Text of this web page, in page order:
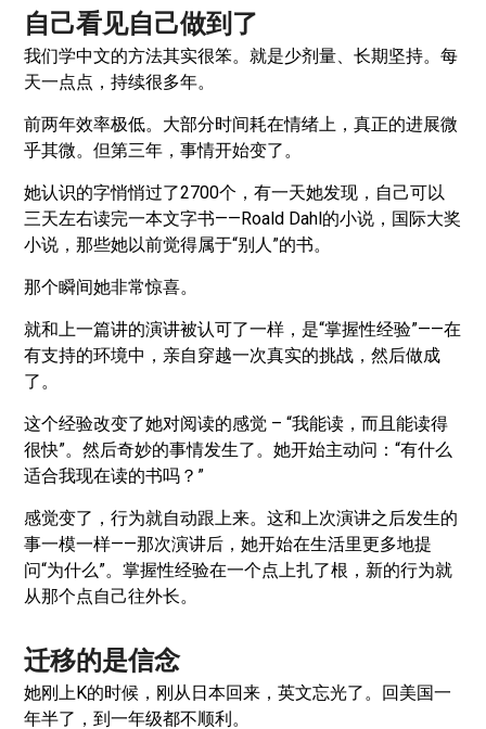
自己看见自己做到了
我们学中文的方法其实很笨。就是少剂量、长期坚持。每
天一点点，持续很多年。
前两年效率极低。大部分时间耗在情绪上，真正的进展微
乎其微。但第三年，事情开始变了。
她认识的字悄悄过了2700个，有一天她发现，自己可以
三天左右读完一本文字书——Roald Dahl的小说，国际大奖
小说，那些她以前觉得属于“别人”的书。
那个瞬间她非常惊喜。
就和上一篇讲的演讲被认可了一样，是“掌握性经验”——在
有支持的环境中，亲自穿越一次真实的挑战，然后做成
了。
这个经验改变了她对阅读的感觉 – “我能读，而且能读得
很快”。然后奇妙的事情发生了。她开始主动问：“有什么
适合我现在读的书吗？”
感觉变了，行为就自动跟上来。这和上次演讲之后发生的
事一模一样——那次演讲后，她开始在生活里更多地提
问“为什么”。掌握性经验在一个点上扎了根，新的行为就
从那个点自己往外长。
迁移的是信念
她刚上K的时候，刚从日本回来，英文忘光了。回美国一
年半了，到一年级都不顺利。